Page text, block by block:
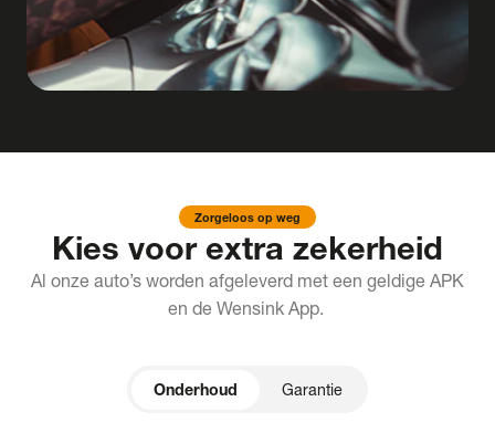
Zorgeloos op weg
Kies voor extra zekerheid
Al onze auto’s worden afgeleverd met een geldige APK
en de Wensink App.
Onderhoud Garantie